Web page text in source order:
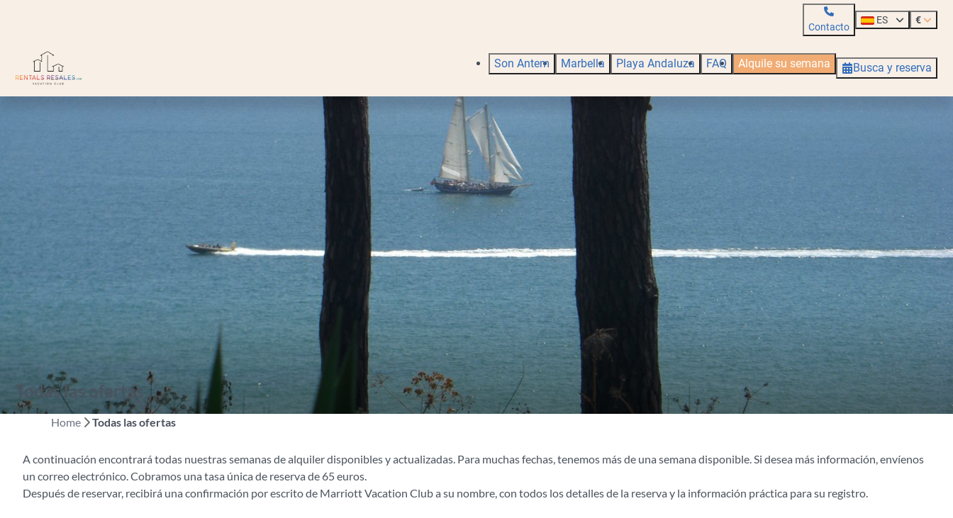
Contacto
ES €
Son Antem Marbella Playa Andaluza FAQ Alquile su semana Busca y reserva
Todas las ofertas
Home Todas las ofertas
A continuación encontrará todas nuestras semanas de alquiler disponibles y actualizadas. Para muchas fechas, tenemos más de una semana disponible. Si desea más información, envíenos
un correo electrónico. Cobramos una tasa única de reserva de 65 euros.
Después de reservar, recibirá una confirmación por escrito de Marriott Vacation Club a su nombre, con todos los detalles de la reserva y la información práctica para su registro.